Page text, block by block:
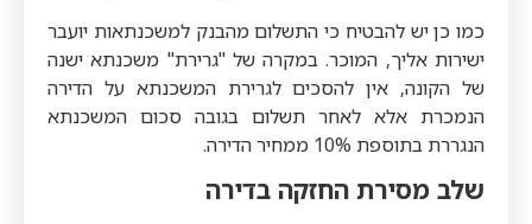
כמו כן יש להבטיח כי התשלום מהבנק למשכנתאות יועבר
ישירות אליך, המוכר. במקרה של "גרירת" משכנתא ישנה
של הקונה, אין להסכים לגרירת המשכנתא על הדירה
הנמכרת אלא לאחר תשלום בגובה סכום המשכנתא
הנגררת בתוספת 10% ממחיר הדירה.
שלב מסירת החזקה בדירה